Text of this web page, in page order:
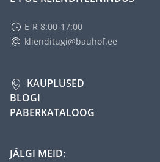
E-R 8:00-17:00
klienditugi@bauhof.ee
KAUPLUSED
BLOGI
PABERKATALOOG
JÄLGI MEID: